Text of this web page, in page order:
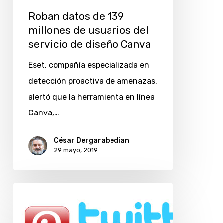
Roban datos de 139
millones de usuarios del
servicio de diseño Canva
Eset, compañía especializada en
detección proactiva de amenazas,
alertó que la herramienta en línea
Canva,…
César Dergarabedian
29 mayo, 2019
para